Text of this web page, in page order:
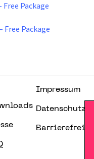
Free Package
Free Package
Impressum